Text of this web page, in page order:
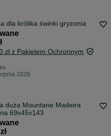
dla królika świnki gryzonia
zł z Pakietem Ochronnym
2026
duża Mountane Madeira
69x45x143